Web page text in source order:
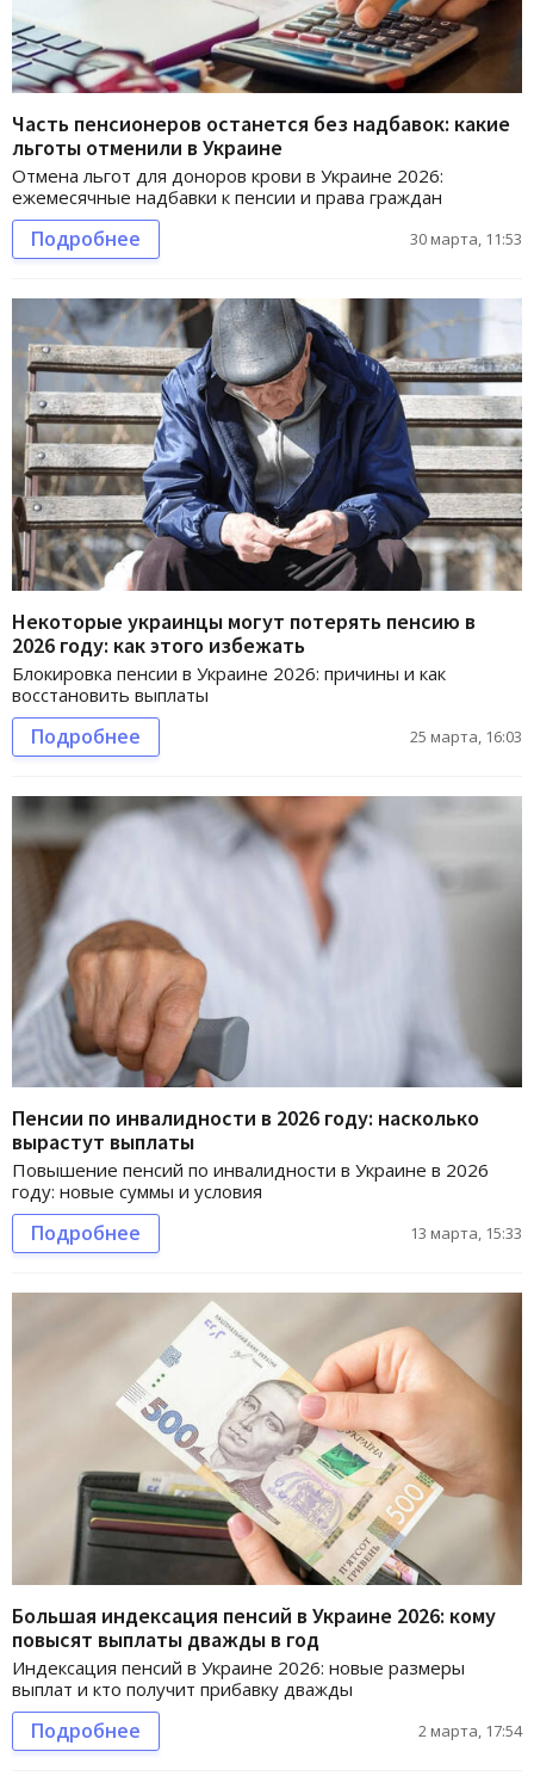
Часть пенсионеров останется без надбавок: какие
льготы отменили в Украине
Отмена льгот для доноров крови в Украине 2026:
ежемесячные надбавки к пенсии и права граждан
Подробнее 30 марта, 11:53
Некоторые украинцы могут потерять пенсию в
2026 году: как этого избежать
Блокировка пенсии в Украине 2026: причины и как
восстановить выплаты
Подробнее 25 марта, 16:03
Пенсии по инвалидности в 2026 году: насколько
вырастут выплаты
Повышение пенсий по инвалидности в Украине в 2026
году: новые суммы и условия
Подробнее 13 марта, 15:33
Большая индексация пенсий в Украине 2026: кому
повысят выплаты дважды в год
Индексация пенсий в Украине 2026: новые размеры
выплат и кто получит прибавку дважды
Подробнее 2 марта, 17:54